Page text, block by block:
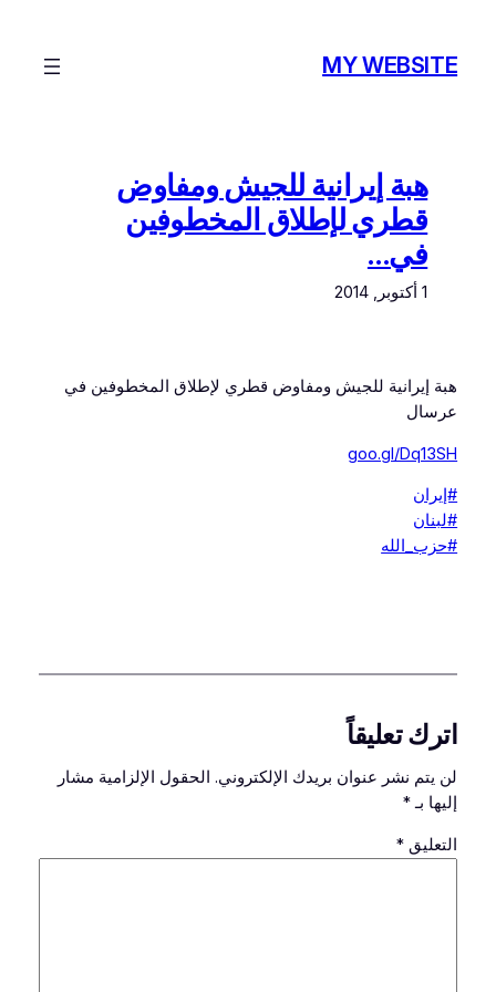
المحتوى
MY WEBSITE
هبة إيرانية للجيش ومفاوض
قطري لإطلاق المخطوفين
في…
1 أكتوبر, 2014
هبة إيرانية للجيش ومفاوض قطري لإطلاق المخطوفين في
عرسال
goo.gl/Dq13SH
#إيران
#لبنان
#حزب_الله
اترك تعليقاً
لن يتم نشر عنوان بريدك الإلكتروني. الحقول الإلزامية مشار
إليها بـ*
التعليق *